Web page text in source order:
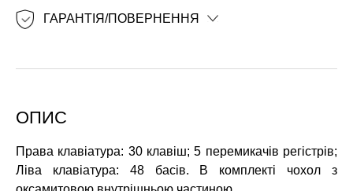
ГАРАНТІЯ/ПОВЕРНЕННЯ
ОПИС
Права клавіатура: 30 клавіш; 5 перемикачів регістрів;
Ліва клавіатура: 48 басів. В комплекті чохол з